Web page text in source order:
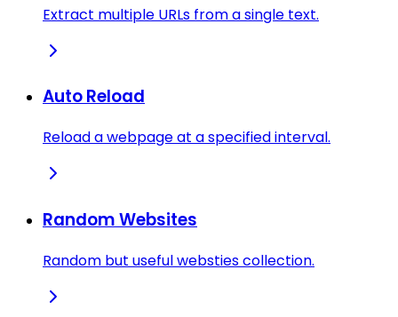
Extract multiple URLs from a single text.
Auto Reload
Reload a webpage at a specified interval.
Random Websites
Random but useful websties collection.